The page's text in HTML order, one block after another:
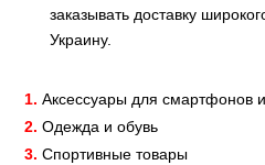
заказывать доставку
Украину.
1. Аксессуары для смартфонов
2. Одежда и обувь
3. Спортивные товары